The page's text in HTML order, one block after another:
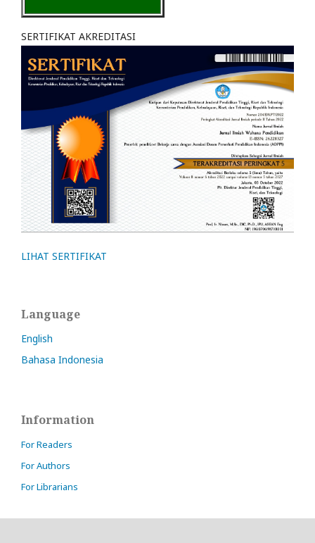
SERTIFIKAT AKREDITASI
LIHAT SERTIFIKAT
Language
English
Bahasa Indonesia
Information
For Readers
For Authors
For Librarians